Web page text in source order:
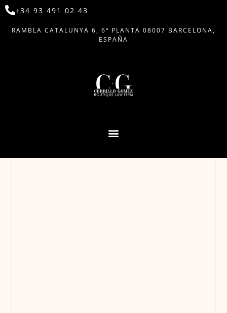
+34 93 491 02 43
RAMBLA CATALUNYA 6, 6ª PLANTA 08007 BARCELONA,
ESPAÑA